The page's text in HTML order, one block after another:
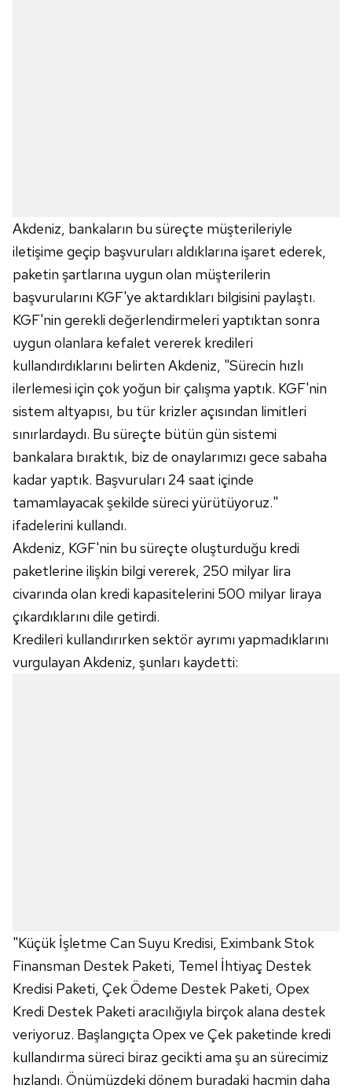
ilgili mevzuata uygun olarak kullanılan çerezlerle ilgili bilgi
almak için lütfentıklayınız.
Akdeniz, bankaların bu süreçte müşterileriyle
iletişime geçip başvuruları aldıklarına işaret ederek,
paketin şartlarına uygun olan müşterilerin
başvurularını KGF'ye aktardıkları bilgisini paylaştı.
KGF'nin gerekli değerlendirmeleri yaptıktan sonra
uygun olanlara kefalet vererek kredileri
kullandırdıklarını belirten Akdeniz, "Sürecin hızlı
ilerlemesi için çok yoğun bir çalışma yaptık. KGF'nin
sistem altyapısı, bu tür krizler açısından limitleri
sınırlardaydı. Bu süreçte bütün gün sistemi
bankalara bıraktık, biz de onaylarımızı gece sabaha
kadar yaptık. Başvuruları 24 saat içinde
tamamlayacak şekilde süreci yürütüyoruz."
ifadelerini kullandı.
Akdeniz, KGF'nin bu süreçte oluşturduğu kredi
paketlerine ilişkin bilgi vererek, 250 milyar lira
civarında olan kredi kapasitelerini 500 milyar liraya
çıkardıklarını dile getirdi.
Kredileri kullandırırken sektör ayrımı yapmadıklarını
vurgulayan Akdeniz, şunları kaydetti:
"Küçük İşletme Can Suyu Kredisi, Eximbank Stok
Finansman Destek Paketi, Temel İhtiyaç Destek
Kredisi Paketi, Çek Ödeme Destek Paketi, Opex
Kredi Destek Paketi aracılığıyla birçok alana destek
veriyoruz. Başlangıçta Opex ve Çek paketinde kredi
kullandırma süreci biraz gecikti ama şu an sürecimiz
hızlandı. Önümüzdeki dönem buradaki hacmin daha